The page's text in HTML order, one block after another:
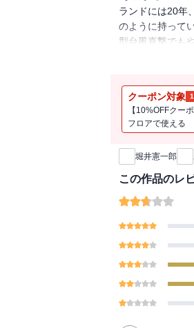
ランドには20年
のように持って
型台風直撃でも
飲食物の持ち
クーポン対象
【10%OFFクー
フロアで使える
新刊通知
堀井憲一郎
この作品のレ